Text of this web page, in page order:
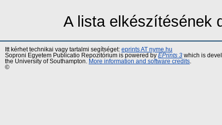
A lista elkészítésének
Itt kérhet technikai vagy tartalmi segítséget: eprints AT nyme.hu
Soproni Egyetem Publicatio Repozitórium is powered by EPrints 3 which is
the University of Southampton.
More information and software credits
©